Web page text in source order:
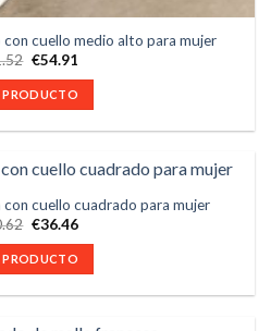
cuello medio alto para mujer
€54.91
PRODUCTO
con cuello cuadrado para mujer
€36.46
PRODUCTO